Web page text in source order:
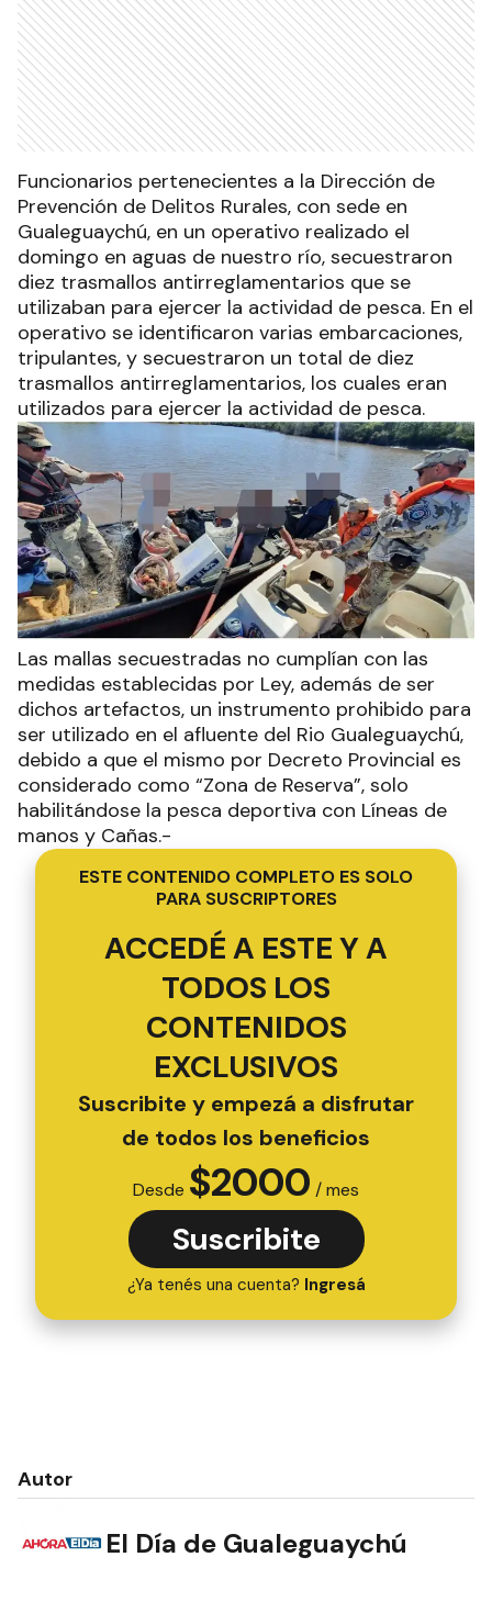
Funcionarios pertenecientes a la Dirección de
Prevención de Delitos Rurales, con sede en
Gualeguaychú, en un operativo realizado el
domingo en aguas de nuestro río, secuestraron
diez trasmallos antirreglamentarios que se
utilizaban para ejercer la actividad de pesca. En el
operativo se identificaron varias embarcaciones,
tripulantes, y secuestraron un total de diez
trasmallos antirreglamentarios, los cuales eran
utilizados para ejercer la actividad de pesca.
Las mallas secuestradas no cumplían con las
medidas establecidas por Ley, además de ser
dichos artefactos, un instrumento prohibido para
ser utilizado en el afluente del Rio Gualeguaychú,
debido a que el mismo por Decreto Provincial es
considerado como “Zona de Reserva”, solo
habilitándose la pesca deportiva con Líneas de
manos y Cañas.-
ESTE CONTENIDO COMPLETO ES SOLO
PARA SUSCRIPTORES
ACCEDÉ A ESTE Y A
TODOS LOS
CONTENIDOS
EXCLUSIVOS
Suscribite y empezá a disfrutar
de todos los beneficios
Desde $2000 / mes
Suscribite
¿Ya tenés una cuenta? Ingresá
Autor
El Día de Gualeguaychú